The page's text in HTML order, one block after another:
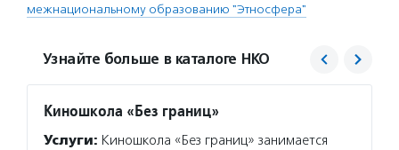
межнациональному образованию "Этносфера"
Узнайте больше в каталоге НКО
Киношкола «Без границ»
Услуги: Киношкола «Без границ» занимается